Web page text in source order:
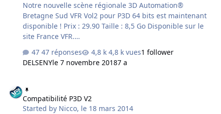
Notre nouvelle scène régionale 3D Automation®
Bretagne Sud VFR Vol2 pour P3D 64 bits est maintenant
disponible ! Prix : 29.90 Taille : 8,5 Go Disponible sur le
site France VFR.
http://www.francevfr.com/product_vfrbr2p3d.htm La
scène est pour P3D 64 bits seulement ! Voici la
couverture de la scène :
47 réponses 4,8 k vues1 follower
DELSENYle 7 novembre 20187 a
Compatibilité P3D V2
Started by Nicco, le 18 mars 2014